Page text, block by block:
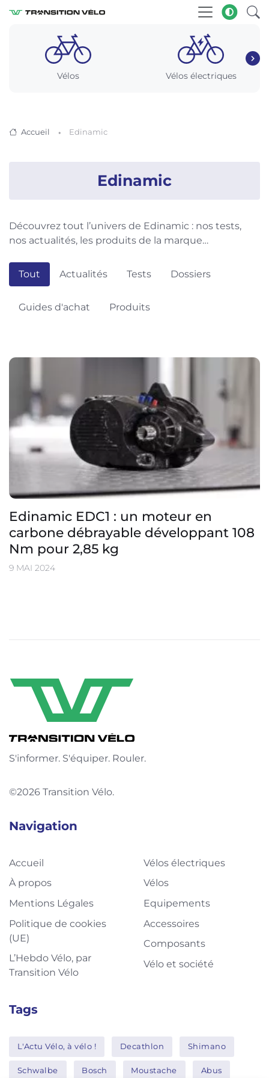
Vélos Vélos électriques
Accueil Edinamic
Edinamic
Découvrez tout l’univers de Edinamic : nos tests,
nos actualités, les produits de la marque…
Tout Actualités Tests Dossiers
Guides d'achat Produits
Edinamic EDC1 : un moteur en
carbone débrayable développant 108
Nm pour 2,85 kg
9 MAI 2024
S'informer. S'équiper. Rouler.
©2026 Transition Vélo.
Navigation
Accueil
À propos
Mentions Légales
Politique de cookies
(UE)
L’Hebdo Vélo, par
Transition Vélo
Vélos électriques
Vélos
Equipements
Accessoires
Composants
Vélo et société
Tags
L'Actu Vélo, à vélo ! Decathlon Shimano
Schwalbe Bosch Moustache Abus